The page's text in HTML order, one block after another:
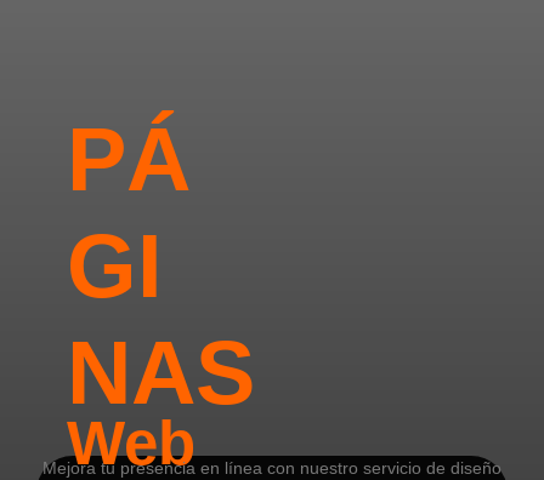
PÁ
GI
NAS
Web
Mejora tu presencia en línea con nuestro servicio de diseño